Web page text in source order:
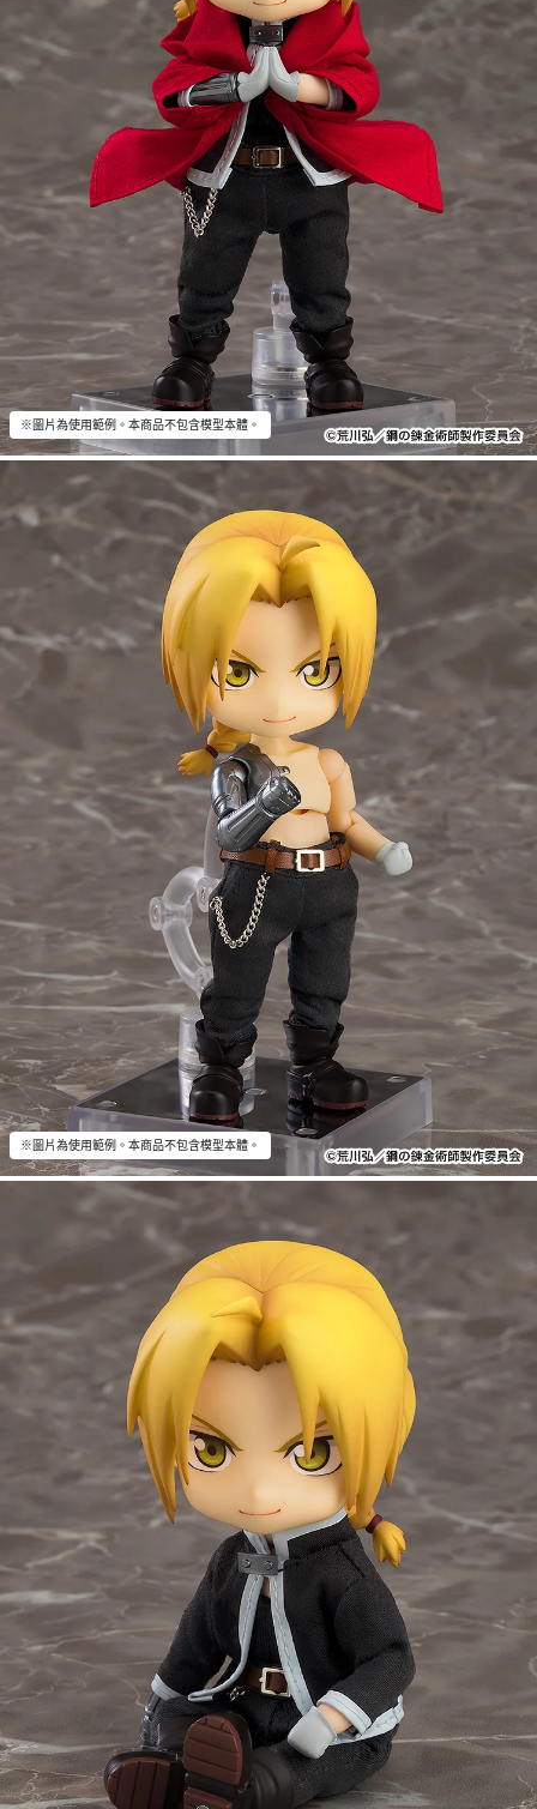
※圖片為使用範例。本商品不包含模型本體。
※圖片為使用範例。本商品不包含模型本體。